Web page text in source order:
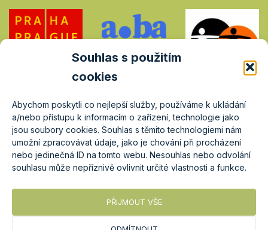
Souhlas s použitím
cookies
Abychom poskytli co nejlepší služby, používáme k ukládání
a/nebo přístupu k informacím o zařízení, technologie jako
jsou soubory cookies. Souhlas s těmito technologiemi nám
umožní zpracovávat údaje, jako je chování při procházení
nebo jedinečná ID na tomto webu. Nesouhlas nebo odvolání
souhlasu může nepříznivě ovlivnit určité vlastnosti a funkce.
PŘIJMOUT VŠE